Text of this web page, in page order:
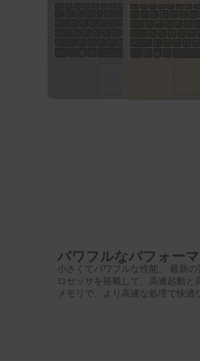
パワフルなパフォー
小さくてパワフルな性能。 最新
ロセッサを搭載して、高速起動
メモリで、より高速な処理で快適